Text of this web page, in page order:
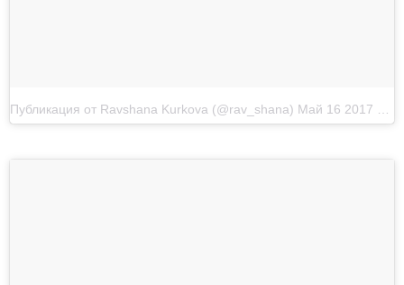
Публикация от Ravshana Kurkova (@rav_shana) Май 16 2017 в 3:12 PDT